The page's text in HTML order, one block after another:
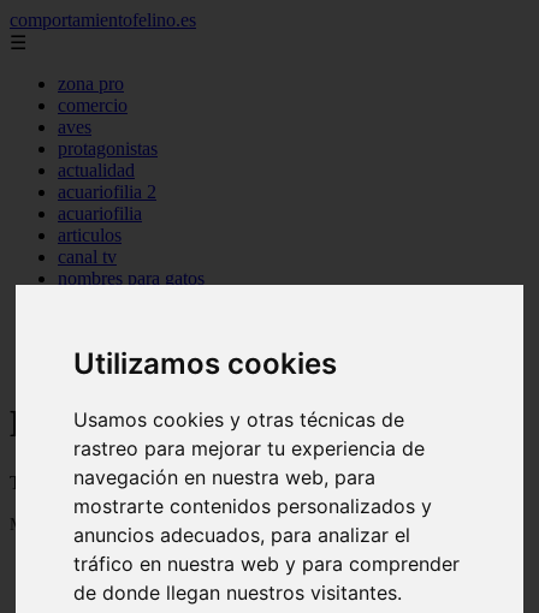
Utilizamos cookies
Usamos cookies y otras técnicas de
rastreo para mejorar tu experiencia de
navegación en nuestra web, para
mostrarte contenidos personalizados y
anuncios adecuados, para analizar el
tráfico en nuestra web y para comprender
de donde llegan nuestros visitantes.
comportamientofelino.es
☰
zona pro
comercio
aves
protagonistas
actualidad
acuariofilia 2
acuariofilia
articulos
canal tv
nombres para gatos
zona pro
Blog sobre gatos
Todo sobre gatos, nombres de gatos y razas de gatos
Mostrando 1 - 24 de 2801 artículos